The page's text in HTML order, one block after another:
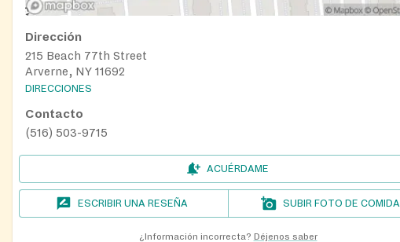
Dirección
215 Beach 77th Street
Arverne, NY 11692
DIRECCIONES
Contacto
(516) 503-9715
ACUÉRDAME
ESCRIBIR UNA RESEÑA SUBIR FOTO DE COMIDA
¿Información incorrecta? Déjenos saber